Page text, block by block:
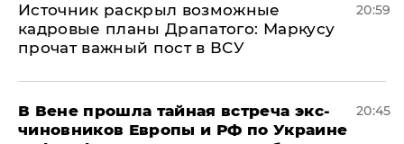
​Источник раскрыл возможные
кадровые планы Драпатого: Маркусу
прочат важный пост в ВСУ
20:59
В Вене прошла тайная встреча экс-
чиновников Европы и РФ по Украине
20:45